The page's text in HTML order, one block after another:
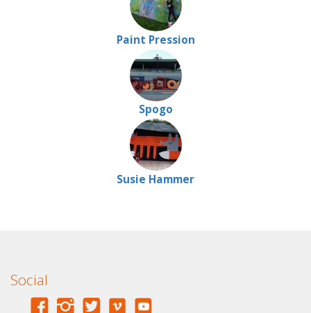
Paint Pression
Spogo
Susie Hammer
Social